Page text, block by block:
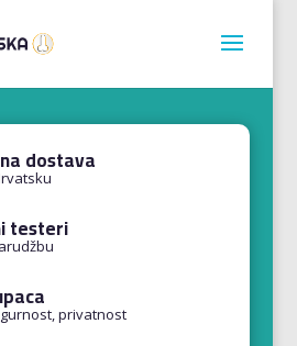
dostava
testeri
privatnost